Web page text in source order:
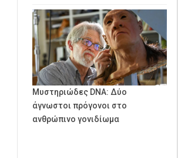
Μυστηριώδες DNA: Δύο
άγνωστοι πρόγονοι στο
ανθρώπινο γονιδίωμα